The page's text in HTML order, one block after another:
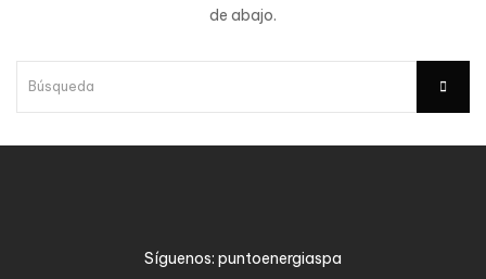
de abajo.
Síguenos: puntoenergiaspa